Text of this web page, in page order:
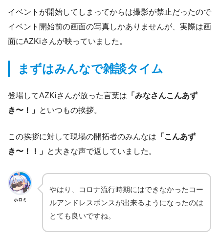
イベントが開始してしまってからは撮影が禁止だったので
イベント開始前の画面の写真しかありませんが、実際は画
面にAZKiさんが映っていました。
まずはみんなで雑談タイム
登場してAZKiさんが放った言葉は 「みなさんこんあず
き〜！」 といつもの挨拶。
この挨拶に対して現場の開拓者のみんなは 「こんあず
き〜！！」 と大きな声で返していました。
ホロミ
やはり、コロナ流行時期にはできなかったコー
ルアンドレスポンスが出来るようになったのは
とても良いですね。